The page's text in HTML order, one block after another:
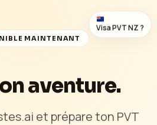
Visa PVT NZ ?
MAINTENANT
aventure.
et prépare ton PVT